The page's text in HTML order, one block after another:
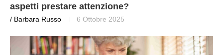
aspetti prestare attenzione?
/ Barbara Russo 6 Ottobre 2025